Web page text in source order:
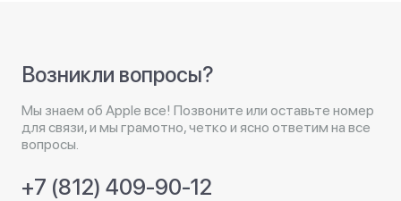
Возникли вопросы?
Мы знаем об Apple все! Позвоните или оставьте номер
для связи, и мы грамотно, четко и ясно ответим на все
вопросы.
+7 (812) 409-90-12